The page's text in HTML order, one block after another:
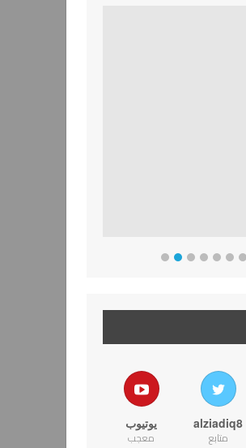
alziadiq8
متابع
يوتيوب
معجب